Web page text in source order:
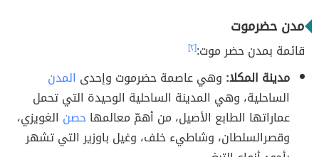
مدن حضرموت
قائمة بمدن حضر موت:[٢]
مدينة المكلا: وهي عاصمة حضرموت وإحدى المدن
الساحلية، وهي المدينة الساحلية الوحيدة التي تحمل
عماراتها الطابع الأصيل، من أهمّ معالمهاحصن الغويزي،
وقصرالسلطان، وشاطيء خلف، وغيل باوزير التي تشهر